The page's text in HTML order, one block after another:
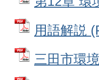
用語解説
三田市環